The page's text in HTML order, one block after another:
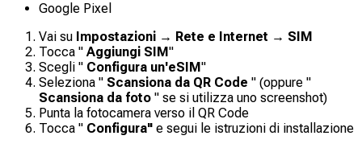
Google Pixel
Vai su Impostazioni → Rete e Internet → SIM
Tocca " Aggiungi SIM "
Scegli " Configura un'eSIM "
Seleziona " Scansiona da QR Code " (oppure "
Scansiona da foto " se si utilizza uno screenshot)
Punta la fotocamera verso il QR Code
Tocca " Configura" e segui le istruzioni di installazione